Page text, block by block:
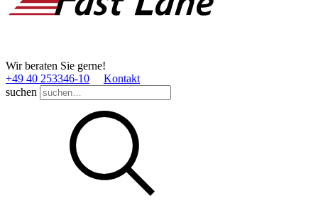
Wir beraten Sie gerne!
+49 40 253346­-10
Kontakt
suchen